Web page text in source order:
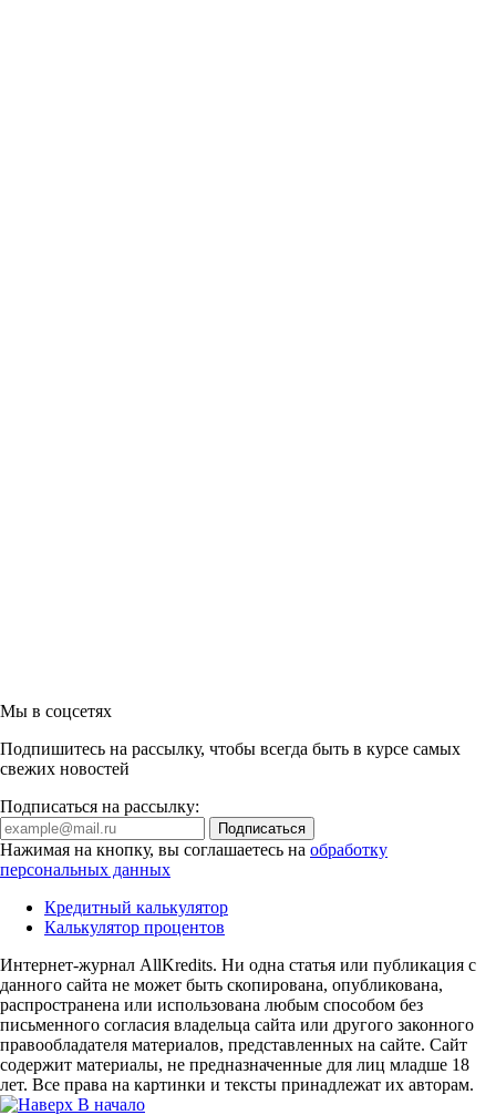
Мы в соцсетях
Подпишитесь на рассылку, чтобы всегда быть в курсе самых
свежих новостей
Подписаться на рассылку:
Нажимая на кнопку, вы соглашаетесь на обработку
персональных данных
Кредитный калькулятор
Калькулятор процентов
Интернет-журнал AllKredits. Ни одна статья или публикация с
данного сайта не может быть скопирована, опубликована,
распространена или использована любым способом без
письменного согласия владельца сайта или другого законного
правообладателя материалов, представленных на сайте. Сайт
содержит материалы, не предназначенные для лиц младше 18
лет. Все права на картинки и тексты принадлежат их авторам.
В начало